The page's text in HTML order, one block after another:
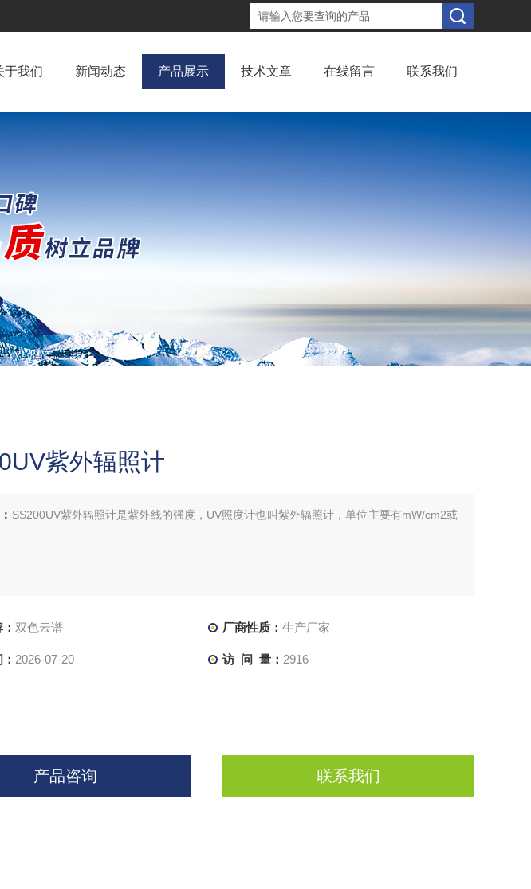
于我们 新闻动态 产品展示 技术文章 在线留言 联系我们
紫外辐照计
SS200UV紫外辐照计是紫外线的强度，UV照度计也叫紫外辐照计，单位主要有mW/cm2或
双色云谱 厂商性质： 生产厂家
2026-07-20 访 问 量： 2916
产品咨询 联系我们